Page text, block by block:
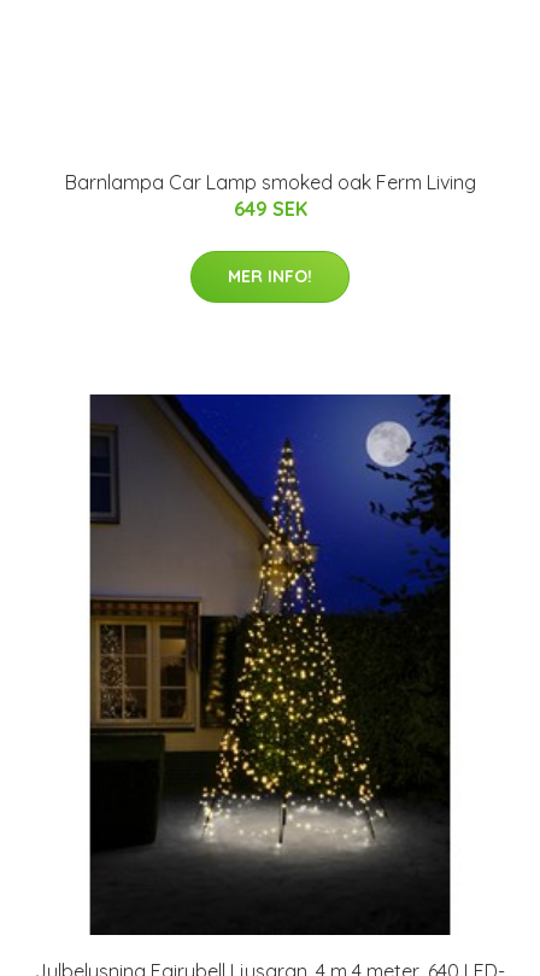
Barnlampa Car Lamp smoked oak Ferm Living
649 SEK
MER INFO!
Julbelysning Fairybell Ljusgran, 4 m 4 meter, 640 LED-